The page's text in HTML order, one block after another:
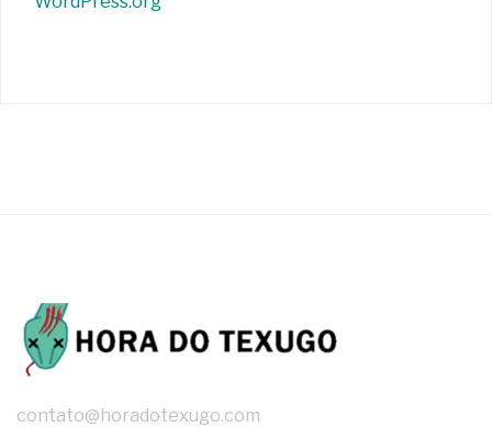
contato@horadotexugo.com